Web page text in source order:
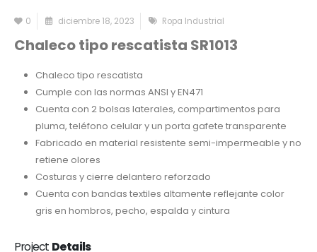
0 diciembre 18, 2023 Ropa Industrial
Chaleco tipo rescatista SR1013
Chaleco tipo rescatista
Cumple con las normas ANSI y EN471
Cuenta con 2 bolsas laterales, compartimentos para
pluma, teléfono celular y un porta gafete transparente
Fabricado en material resistente semi-impermeable y no
retiene olores
Costuras y cierre delantero reforzado
Cuenta con bandas textiles altamente reflejante color
gris en hombros, pecho, espalda y cintura
Project Details